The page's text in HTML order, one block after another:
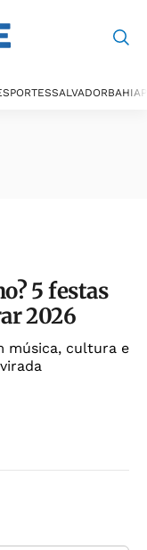
SALVADORBAHIA
5 festas
2026
música, cultura e